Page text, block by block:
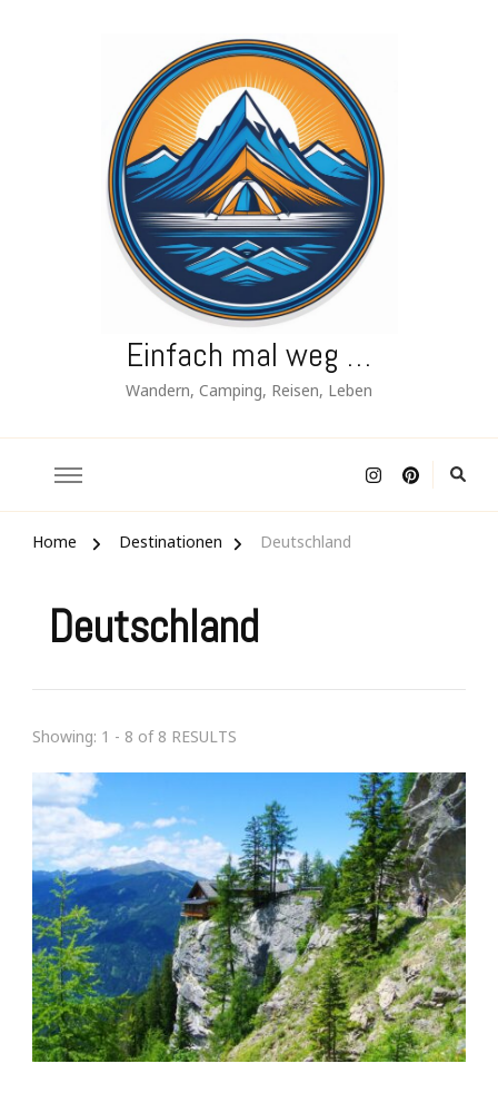
Einfach mal weg …
Wandern, Camping, Reisen, Leben
Home Destinationen Deutschland
Deutschland
Showing: 1 - 8 of 8 RESULTS